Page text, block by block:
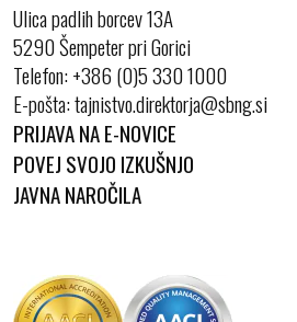
Ulica padlih borcev 13A
5290 Šempeter pri Gorici
Telefon:+386 (0)5 330 1000
E-pošta:
PRIJAVA NA E-NOVICE
POVEJ SVOJO IZKUŠNJO
JAVNA NAROČILA